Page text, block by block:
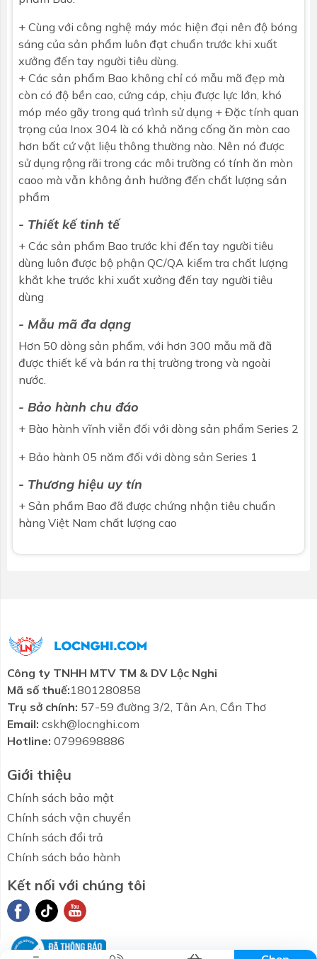
tiết
kiệm
Thương hiệu
+ Cùng với công nghệ máy móc hiện đại nên độ bóng
sáng của sản phẩm luôn đạt chuẩn trước khi xuất
xưởng đến tay người tiêu dùng.
+ Các sản phẩm Bao không chỉ có mẫu mã đẹp mà
còn có độ bền cao, cứng cáp, chịu được lực lớn, khó
móp méo gãy trong quá trình sử dụng + Đặc tính quan
trọng của Inox 304 là có khả năng cống ăn mòn cao
hơn bất cứ vật liệu thông thường nào. Nên nó được
sử dụng rộng rãi trong các môi trường có tính ăn mòn
caoo mà vẫn không ảnh hưởng đến chất lượng sản
phẩm
- Thiết kế tinh tế
+ Các sản phẩm Bao trước khi đến tay người tiêu
dùng luôn được bộ phận QC/QA kiểm tra chất lượng
khắt khe trước khi xuất xưởng đến tay người tiêu
dùng
- Mẫu mã đa dạng
Hơn 50 dòng sản phẩm, với hơn 300 mẫu mã đã
được thiết kế và bán ra thị trường trong và ngoài
nước.
- Bảo hành chu đáo
+ Bào hành vĩnh viễn đối với dòng sản phẩm Series 2
+ Bảo hành 05 năm đối với dòng sản Series 1
- Thương hiệu uy tín
+ Sản phẩm Bao đã được chứng nhận tiêu chuẩn
hàng Việt Nam chất lượng cao
Công ty TNHH MTV TM & DV Lộc Nghi
Mã số thuế:1801280858
Trụ sở chính: 57-59 đường 3/2, Tân An, Cần Thơ
Email: cskh@locnghi.com
Hotline: 0799698886
Giới thiệu
Chính sách bảo mật
Chính sách vận chuyển
Chính sách đổi trả
Chính sách bảo hành
Kết nối với chúng tôi